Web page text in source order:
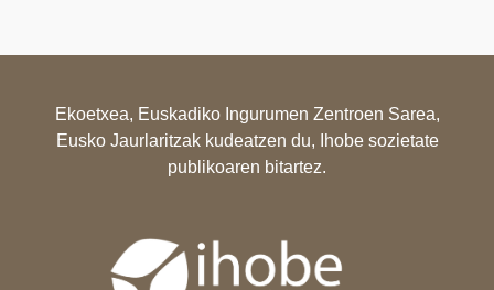
Ekoetxea, Euskadiko Ingurumen Zentroen Sarea,
Eusko Jaurlaritzak kudeatzen du, Ihobe sozietate
publikoaren bitartez.